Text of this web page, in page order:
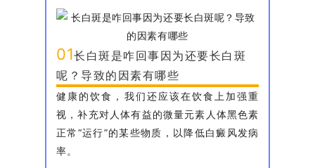
01长白斑是咋回事因为还要长白斑
呢？导致的因素有哪些
健康的饮食，我们还应该在饮食上加强重
视，补充对人体有益的微量元素人体黑色素
正常“运行”的某些物质，以降低白癜风发病
率。